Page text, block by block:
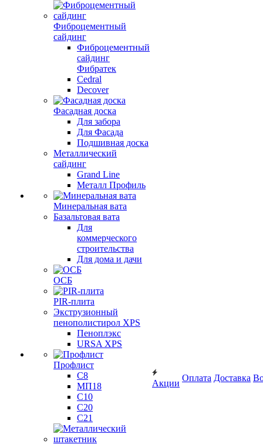
Фиброцементный
сайдинг
Фиброцементный
сайдинг
Фибратек
Cedral
Decover
Фасадная доска
Для забора
Для Фасада
Подшивная доска
Металлический
сайдинг
Grand Line
Металл Профиль
Минеральная вата
Базальтовая вата
Для
коммерческого
строительства
Для дома и дачи
ОСБ
PIR-плита
Экструзионный
пенополистирол XPS
Пеноплэкс
URSA XPS
Профлист
С8
МП18
С10
С20
С21
Акции
Оплата Доставка